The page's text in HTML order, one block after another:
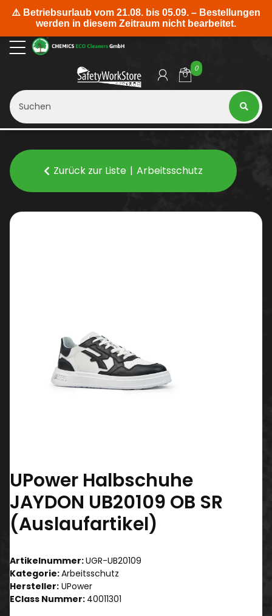
0
Zurück zur Liste Arbeitsschutz
UPower Halbschuhe
JAYDON UB20109 OB SR
(Auslaufartikel)
Artikelnummer:UGR-UB20109
Kategorie:Arbeitsschutz
Hersteller: UPower
EClass Nummer: 40011301